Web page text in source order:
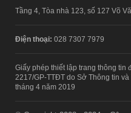
Tầng 4, Tòa nhà 123, số 127 Võ
Điện thoại: 028 7307 7979
Giấy phép thiết lập trang thông tin
2217/GP-TTĐT do Sở Thông tin
tháng 4 năm 2019